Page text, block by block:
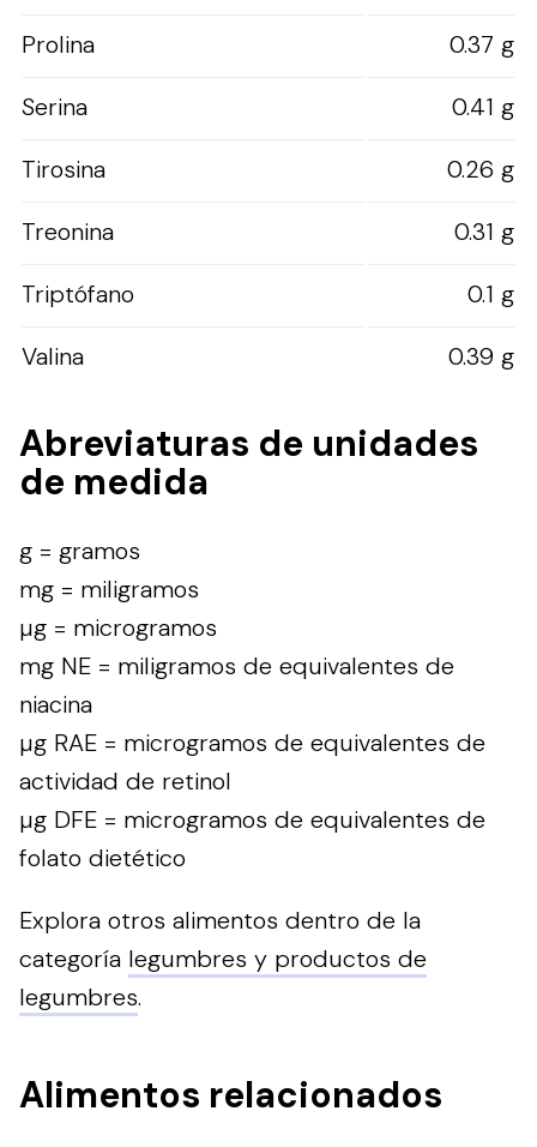
Prolina
0.37 g
Serina
0.41 g
Tirosina
0.26 g
Treonina
0.31 g
Triptófano
0.1 g
Valina
0.39 g
Abreviaturas de unidades
de medida
g = gramos
mg = miligramos
µg = microgramos
mg NE = miligramos de equivalentes de
niacina
µg RAE = microgramos de equivalentes de
actividad de retinol
µg DFE = microgramos de equivalentes de
folato dietético
Explora otros alimentos dentro de la
categoría legumbres y productos de
legumbres.
Alimentos relacionados